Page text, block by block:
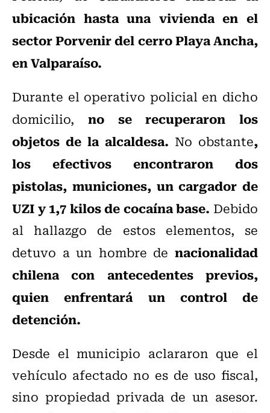
ubicación hasta una vivienda en el
sector Porvenir del cerro Playa Ancha,
en Valparaíso.
Durante el operativo policial en dicho
domicilio, no se recuperaron los
objetos de la alcaldesa. No obstante,
los efectivos encontraron dos
pistolas, municiones, un cargador de
UZI y 1,7 kilos de cocaína base. Debido
al hallazgo de estos elementos, se
detuvo a un hombre de nacionalidad
chilena con antecedentes previos,
quien enfrentará un control de
detención.
Desde el municipio aclararon que el
vehículo afectado no es de uso fiscal,
sino propiedad privada de un asesor.